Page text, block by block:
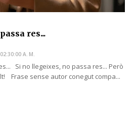
res...
A. M.
Si no llegeixes, no passa res... Però
Frase sense autor conegut compa...